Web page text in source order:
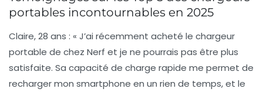
portables incontournables en 2025
Claire, 28 ans : « J’ai récemment acheté le chargeur
portable de chez Nerf et je ne pourrais pas être plus
satisfaite. Sa capacité de charge rapide me permet de
recharger mon smartphone en un rien de temps, et le